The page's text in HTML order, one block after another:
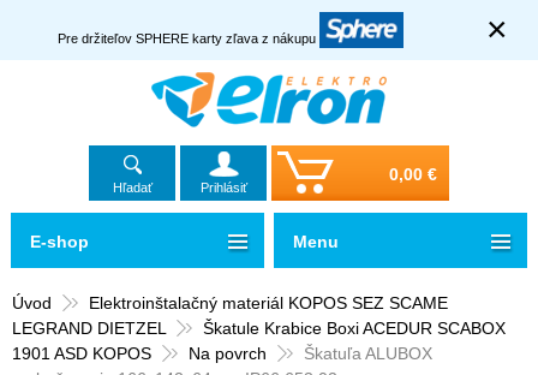
Pre držiteľov SPHERE karty zľava z nákupu ×
Hľadať Prihlásiť
0,00 €
Úvod
Elektroinštalačný materiál KOPOS SEZ SCAME
LEGRAND DIETZEL
Škatule Krabice Boxi ACEDUR SCABOX
1901 ASD KOPOS
Na povrch
Škatuľa ALUBOX
E-shop Menu